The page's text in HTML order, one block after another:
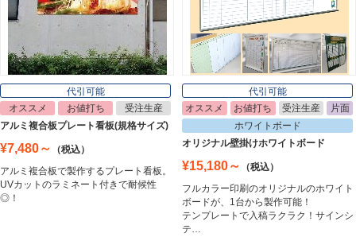
ポスターフレーム
Poster Frame
イーゼル
Easel
ホワイトボード
White Board
代引可能
オススメ
お値打ち
受注生産
アルミ複合板プレート看板(規格サイズ)
¥7,480～
（税込）
アルミ複合板で製作するプレート看板。
UVカットのラミネート付きで耐候性
◎！
代引可能
オススメ
お値打ち 受注生産
片面
ホワイトボード
オリジナル壁掛けホワイトボード
¥15,180～
（税込）
フルカラー印刷のオリジナルのホワイト
ボードが、1台から製作可能！
テンプレートで入稿ラクラク！サインシ
テ…